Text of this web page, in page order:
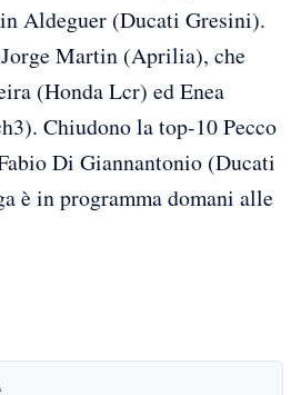
Aldeguer (Ducati Gresini).
Martin (Aprilia), che
(Honda Lcr) ed Enea
Chiudono la top-10 Pecco
Di Giannantonio (Ducati
è in programma domani alle